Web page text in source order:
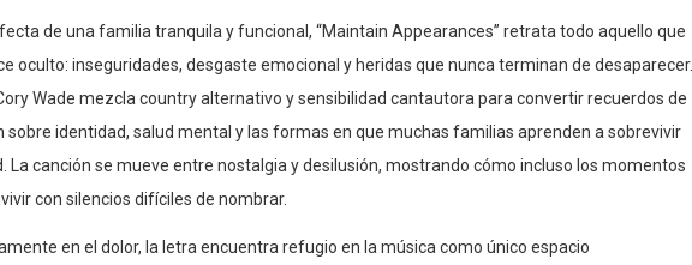
de una familia tranquila y funcional, “Maintain Appearances” retrata todo aquello que
oculto: inseguridades, desgaste emocional y heridas que nunca terminan de desaparecer.
Wade mezcla country alternativo y sensibilidad cantautora para convertir recuerdos de
sobre identidad, salud mental y las formas en que muchas familias aprenden a sobrevivir
La canción se mueve entre nostalgia y desilusión, mostrando cómo incluso los momentos
con silencios difíciles de nombrar.
en el dolor, la letra encuentra refugio en la música como único espacio